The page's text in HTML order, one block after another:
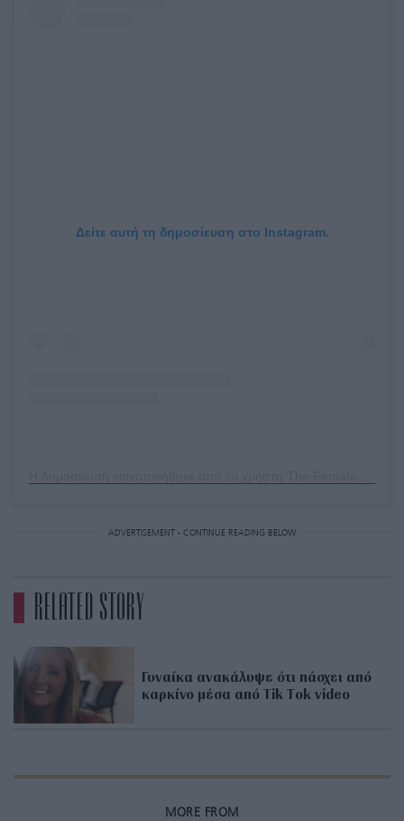
Δείτε αυτή τη δημοσίευση στο Instagram.
ADVERTISEMENT - CONTINUE READING BELOW
RELATED STORY
Γυναίκα ανακάλυψε ότι πάσχει από
καρκίνο μέσα από Tik Τok videο
MORE FROM